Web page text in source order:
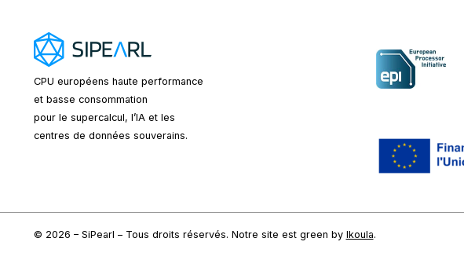
CPU européens haute performance
et basse consommation
pour le supercalcul, l’IA et les
centres de données souverains.
© 2026 – SiPearl – Tous droits réservés. Notre site est green by Ikoula.